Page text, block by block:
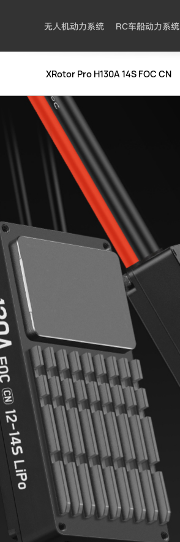
无人机动力系统 RC车船动力系统
XRotor Pro H130A 14S FOC CN